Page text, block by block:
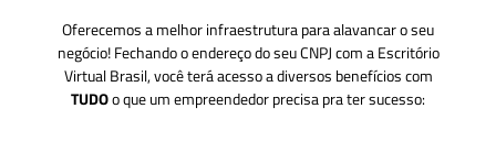
Oferecemos a melhor infraestrutura para alavancar o seu
negócio! Fechando o endereço do seu CNPJ com a Escritório
Virtual Brasil, você terá acesso a diversos benefícios com
TUDOo que um empreendedor precisa pra ter sucesso: